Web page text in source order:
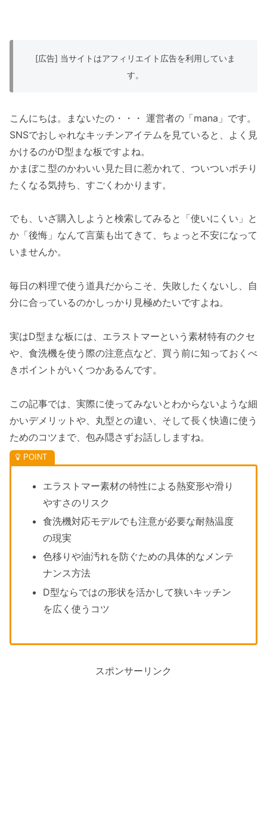
[広告] 当サイトはアフィリエイト広告を利用していま
す。
こんにちは。まないたの・・・ 運営者の「mana」です。
SNSでおしゃれなキッチンアイテムを見ていると、よく見
かけるのがD型まな板ですよね。
かまぼこ型のかわいい見た目に惹かれて、ついついポチり
たくなる気持ち、すごくわかります。
でも、いざ購入しようと検索してみると「使いにくい」と
か「後悔」なんて言葉も出てきて、ちょっと不安になって
いませんか。
毎日の料理で使う道具だからこそ、失敗したくないし、自
分に合っているのかしっかり見極めたいですよね。
実はD型まな板には、エラストマーという素材特有のクセ
や、食洗機を使う際の注意点など、買う前に知っておくべ
きポイントがいくつかあるんです。
この記事では、実際に使ってみないとわからないような細
かいデメリットや、丸型との違い、そして長く快適に使う
ためのコツまで、包み隠さずお話ししますね。
エラストマー素材の特性による熱変形や滑り
やすさのリスク
食洗機対応モデルでも注意が必要な耐熱温度
の現実
色移りや油汚れを防ぐための具体的なメンテ
ナンス方法
D型ならではの形状を活かして狭いキッチン
を広く使うコツ
スポンサーリンク